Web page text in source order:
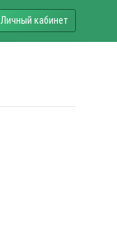
Личный кабинет